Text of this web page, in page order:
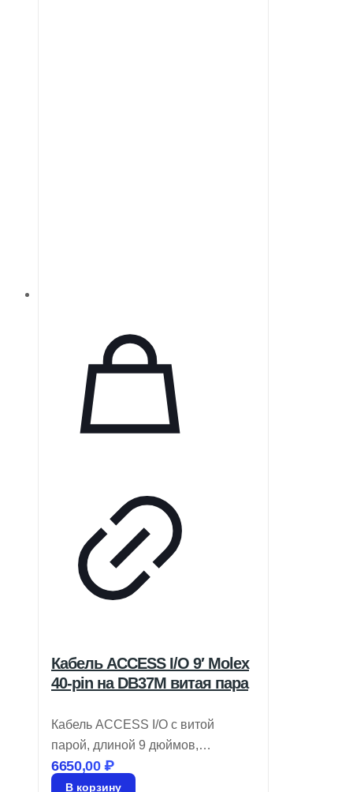
Кабель ACCESS I/O 9′ Molex
40-pin на DB37M витая пара
Кабель ACCESS I/O с витой
парой, длиной 9 дюймов,
переходник Molex 40-pin на
DB37M. Артикул: CAB-M.2-ADIO.
6650,00₽
В корзину